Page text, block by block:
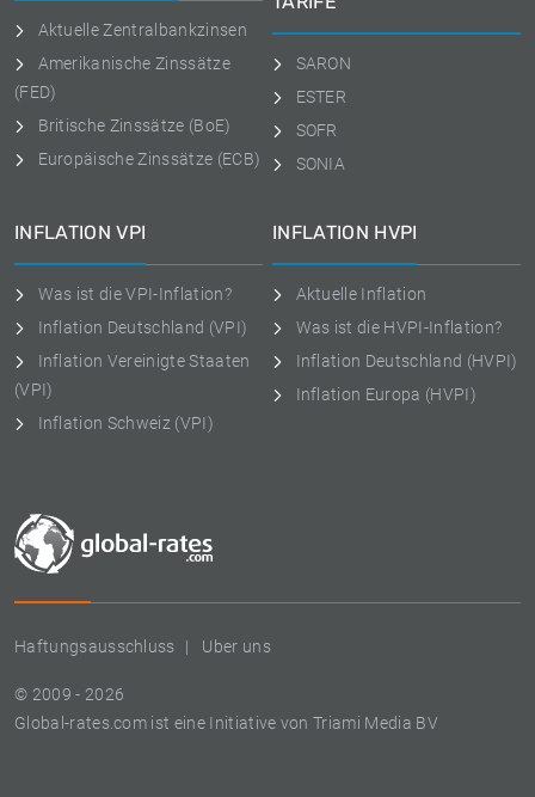
Haftungsausschluss Uber uns
© 2009 - 2026
Global-rates.com ist eine Initiative von Triami Media BV
Aktuelle Zentralbankzinsen
Amerikanische Zinssätze
(FED)
Britische Zinssätze (BoE)
Europäische Zinssätze (ECB)
SARON
ESTER
SOFR
SONIA
INFLATION VPI
Was ist die VPI-Inflation?
Inflation Deutschland (VPI)
Inflation Vereinigte Staaten
(VPI)
Inflation Schweiz (VPI)
INFLATION HVPI
Aktuelle Inflation
Was ist die HVPI-Inflation?
Inflation Deutschland (HVPI)
Inflation Europa (HVPI)